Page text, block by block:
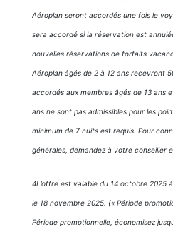
Aéroplan seront accordés une fois le
sera accordé si la réservation est
nouvelles réservations de forfaits
Aéroplan âgés de 2 à 12 ans recevront
accordés aux membres âgés de 13 ans
ans ne sont pas admissibles pour les
minimum de 7 nuits est requis. Pour
générales, demandez à votre conseiller
4L’offre est valable du 14 octobre 2025
le 18 novembre 2025. (« Période
Période promotionnelle, économisez